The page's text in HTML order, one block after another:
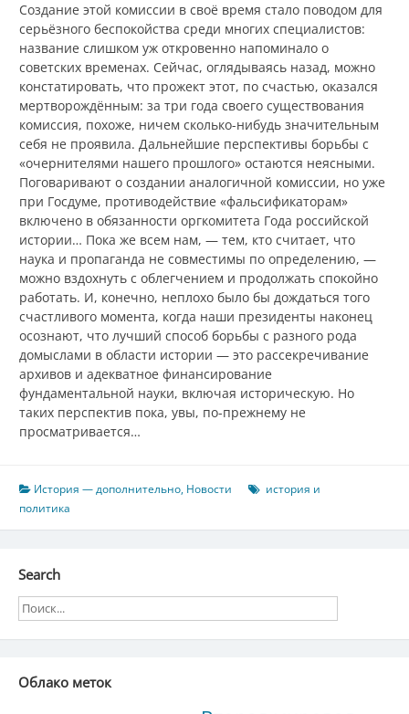
Создание этой комиссии в своё время стало поводом для
серьёзного беспокойства среди многих специалистов:
название слишком уж откровенно напоминало о
советских временах. Сейчас, оглядываясь назад, можно
констатировать, что прожект этот, по счастью, оказался
мертворождённым: за три года своего существования
комиссия, похоже, ничем сколько-нибудь значительным
себя не проявила. Дальнейшие перспективы борьбы с
«очернителями нашего прошлого» остаются неясными.
Поговаривают о создании аналогичной комиссии, но уже
при Госдуме, противодействие «фальсификаторам»
включено в обязанности оргкомитета Года российской
истории… Пока же всем нам, — тем, кто считает, что
наука и пропаганда не совместимы по определению, —
можно вздохнуть с облегчением и продолжать спокойно
работать. И, конечно, неплохо было бы дождаться того
счастливого момента, когда наши президенты наконец
осознают, что лучший способ борьбы с разного рода
домыслами в области истории — это рассекречивание
архивов и адекватное финансирование
фундаментальной науки, включая историческую. Но
таких перспектив пока, увы, по-прежнему не
просматривается…
История — дополнительно, Новости
история и
политика
Search
Облако меток